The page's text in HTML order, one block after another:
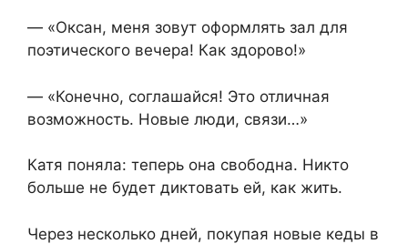
— «Оксан, меня зовут оформлять зал для
поэтического вечера! Как здорово!»
— «Конечно, соглашайся! Это отличная
возможность. Новые люди, связи…»
Катя поняла: теперь она свободна. Никто
больше не будет диктовать ей, как жить.
Через несколько дней, покупая новые кеды в